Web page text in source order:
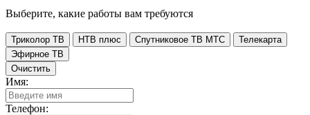
Выберите, какие работы вам требуются
Триколор ТВ НТВ плюс Спутниковое ТВ МТС
Телекарта
Эфирное ТВ
Очистить
Имя:
Телефон: